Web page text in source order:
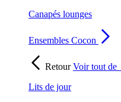
Canapés lounges
Ensembles Cocon
RetourVoir tout de
Lits de jour